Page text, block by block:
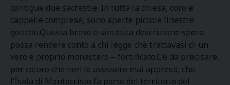
contigue due sacrestie. In tutta la chiesa, coro e
cappelle comprese, sono aperte piccole finestre
gotiche.Questa breve e sintetica descrizione spero
possa rendere conto a chi legge che trattavasi di un
vero e proprio monastero – fortificato.C’è da precisare,
per coloro che non lo avessero mai appreso, che
l’Isola di Montecristo fa parte del territorio del